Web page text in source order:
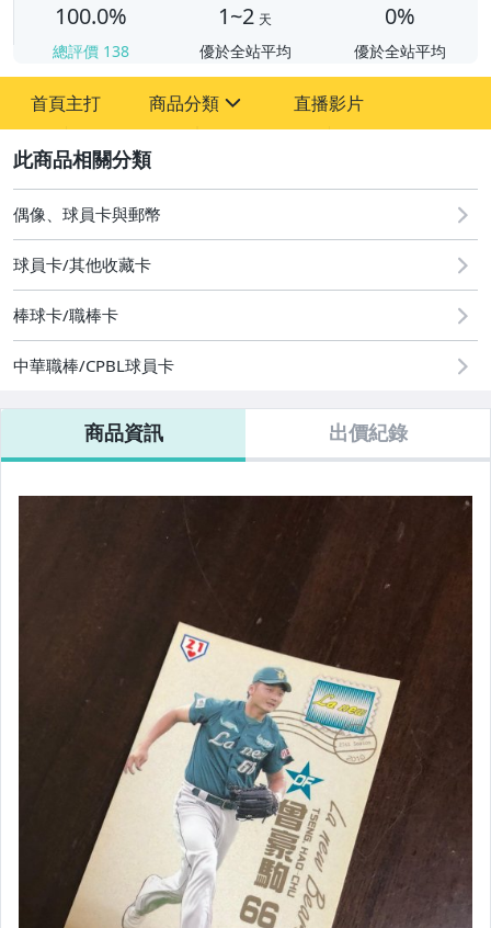
100.0%
總評價 138
1~2 天
優於全站平均
0%
優於全站平均
首頁主打 商品分類
偶像、球員卡與郵幣
直播影片
偶像、球員卡與郵幣
球員卡/其他收藏卡
棒球卡/職棒卡
中華職棒/CPBL球員卡
商品資訊 出價紀錄